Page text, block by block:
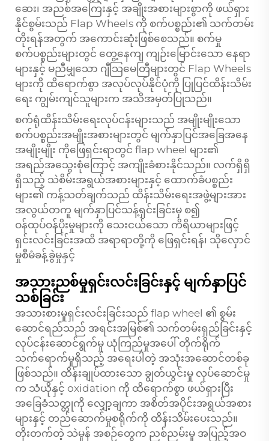
ဆေး၊ အညစ်အကြေးနှင့် အချိုးအစားများစွာကို ဖယ်ရှား
နိုင်စွမ်းသည် Flap Wheels ကို စက်ပစ္စည်း၏ သက်တမ်း
တိုးရန်အတွက် အကောင်းဆုံးဖြစ်စေသည်။ စက်မှု
စက်ပစ္စည်းများတွင် တွေ့နေကျ ကျဉ်းမြောင်းသော နေရာ
များနှင့် မညီမျှသော ဂျီသြမေတြီများတွင် Flap Wheels
များကို ထိရောက်စွာ အလုပ်လုပ်နိုင်ပုံကို ပြုပြင်ထိန်းသိမ်း
ရေး ကျွမ်းကျင်သူများက အသိအမှတ်ပြုသည်။
စက်ရုံထိန်းသိမ်းရေးလုပ်ငန်းများသည် အမျိုးမျိုးသော
စက်ပစ္စည်းအမျိုးအစားများတွင် မျက်နှာပြင်အခြေအနေ
အမျိုးမျိုး ကိုဖြေရှင်းရာတွင် flap wheel များ၏
အရည်အသွေးစုံကြောင့် အကျိုးခံစားနိုင်သည်။ လက်ရှိရှိ
ရှိသည့် သဲစိမ်းအရွယ်အစားများနှင့် ထောက်ခံပစ္စည်း
များ၏ ကန့်သတ်ချက်သည် ထိန်းသိမ်းရေးအဖွဲ့များအား
အလွယ်တကူ မျက်နှာပြင်သန့်ရှင်းခြင်းမှ စ၍
ဝန်ထုပ်ဝန်ပိုးမှုများကို သေးငယ်သော ကိရိယာများဖြင့်
ရှင်းလင်းခြင်းအထိ အရာရာတို့ကို ဖြေရှင်းရန်၊ သိုလှောင်
မှုစီမံခန့်ခွဲမှုနှင့်
အသားညစ်မှုရှင်းလင်းခြင်းနှင့် မျက်နှာပြင်
သစ်ခြင်း
အသားစားမှုရှင်းလင်းခြင်းသည် flap wheel ၏ စွမ်း
ဆောင်ရည်သည် အရင်းအမြစ်၏ သက်တမ်းရှည်ခြင်းနှင့်
လုပ်ငန်းဆောင်ရွက်မှု ယုံကြည်မှုအပေါ် တိုက်ရိုက်
သက်ရောက်မှုရှိသည့် အရေးပါတဲ့ အသုံးအဆောင်တစ်ခု
ဖြစ်သည်။ ထိန်းချုပ်ထားသော ချွတ်ယွင်းမှု လုပ်ဆောင်မှု
က သံယိုနှင့် oxidation ကို ထိရောက်စွာ ဖယ်ရှားပြီး
အခြေခံသတ္တုကို လျှော့ချကာ အစိတ်အပိုင်းအရွယ်အစား
များနှင့် တည်ဆောက်မှုစရိုက်ကို ထိန်းသိမ်းပေးသည်။
တိုးတက်တဲ့ သဲမှုန် အစဉ်တွေက ညစ်ညမ်းမှု အပြည့်အဝ